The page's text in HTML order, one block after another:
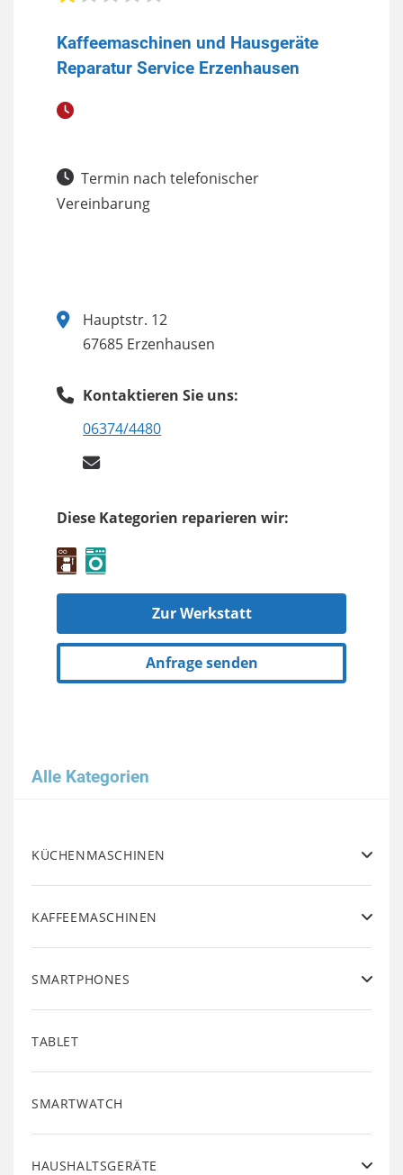
Kaffeemaschinen und Hausgeräte
Reparatur Service Erzenhausen
Termin nach telefonischer
Vereinbarung
Hauptstr. 12
67685 Erzenhausen
Kontaktieren Sie uns:
06374/4480
Diese Kategorien reparieren wir:
Zur Werkstatt
Anfrage senden
Alle Kategorien
KÜCHENMASCHINEN
KAFFEEMASCHINEN
SMARTPHONES
TABLET
SMARTWATCH
HAUSHALTSGERÄTE